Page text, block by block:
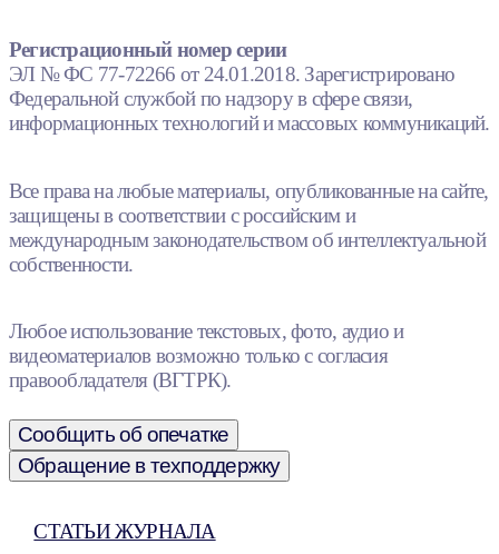
Регистрационный номер серии
ЭЛ № ФС 77-72266 от 24.01.2018. Зарегистрировано
Федеральной службой по надзору в сфере связи,
информационных технологий и массовых коммуникаций.
Все права на любые материалы, опубликованные на сайте,
защищены в соответствии с российским и
международным законодательством об интеллектуальной
собственности.
Любое использование текстовых, фото, аудио и
видеоматериалов возможно только с согласия
правообладателя (ВГТРК).
Сообщить об опечатке
Обращение в техподдержку
СТАТЬИ ЖУРНАЛА